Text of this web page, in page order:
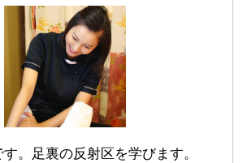
。足裏の反射区を学びます。